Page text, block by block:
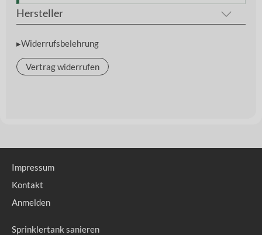
Hersteller
▸Widerrufsbelehrung
Vertrag widerrufen
Impressum
Kontakt
Anmelden
Sprinklertank sanieren